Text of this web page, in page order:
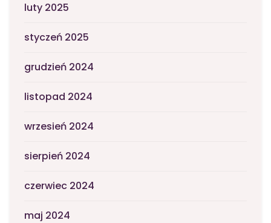
luty 2025
styczeń 2025
grudzień 2024
listopad 2024
wrzesień 2024
sierpień 2024
czerwiec 2024
maj 2024